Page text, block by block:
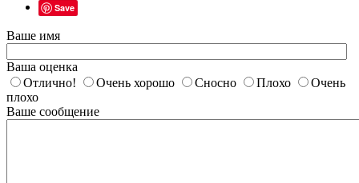
Save
Ваше имя
Ваша оценка
Отлично!
Очень хорошо Сносно Плохо
Очень
плохо
Ваше сообщение